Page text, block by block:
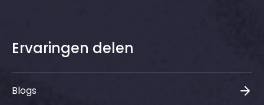
Ervaringen delen
Blogs